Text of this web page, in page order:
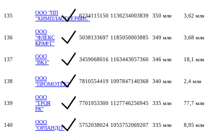
135
ООО "ПП
"ХИМПЛАСТСЕРВИС"6234115150 1136234003839 350 млн 3,62 млн
136
ООО
"ФЛЕКС
КРАФТ"
5038133697 1185050003885 349 млн 3,68 млн
137
ООО
"ВКЗ"
3459068016 1163443057360 346 млн 18,1 млн
138
ООО
"ПРОМОТЕК"
7810554419 1097847140368 340 млн 2,4 млн
139
ООО
"ТРОЯ
РК"
7701953300 1127746256945 335 млн 77,7 млн
140
ООО
"ОРЛАНДО"
5752038024 1055752069207 335 млн 8,95 млн